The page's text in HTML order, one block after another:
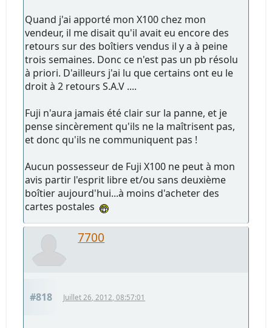
Quand j'ai apporté mon X100 chez mon
vendeur, il me disait qu'il avait eu encore des
retours sur des boîtiers vendus il y a à peine
trois semaines. Donc ce n'est pas un pb résolu
à priori. D'ailleurs j'ai lu que certains ont eu le
droit à 2 retours S.A.V ....
Fuji n'aura jamais été clair sur la panne, et je
pense sincèrement qu'ils ne la maîtrisent pas,
et donc qu'ils ne communiquent pas !
Aucun possesseur de Fuji X100 ne peut à mon
avis partir l'esprit libre et/ou sans deuxième
boîtier aujourd'hui...à moins d'acheter des
cartes postales
7700
#818 Juillet 26, 2012, 08:57:01